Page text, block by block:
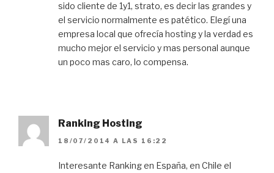
sido cliente de 1y1, strato, es decir las grandes y
el servicio normalmente es patético. Elegí una
empresa local que ofrecía hosting y la verdad es
mucho mejor el servicio y mas personal aunque
un poco mas caro, lo compensa.
Ranking Hosting
18/07/2014 A LAS 16:22
Interesante Ranking en España, en Chile el